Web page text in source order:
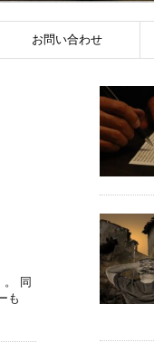
お問い合わせ
。 同
も